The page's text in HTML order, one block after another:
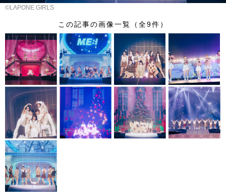
©LAPONE GIRLS
この記事の画像一覧（全9件）